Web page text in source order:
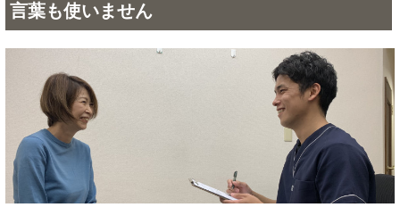
言葉も使いません